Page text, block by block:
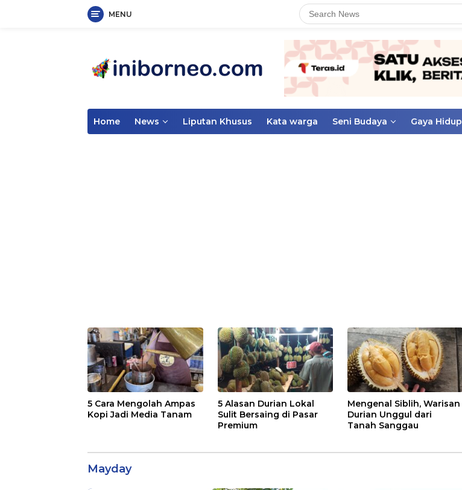
MENU
Home News Liputan Khusus Kata warga Seni Budaya Gaya Hidup
5 Cara Mengolah Ampas
Kopi Jadi Media Tanam
5 Alasan Durian Lokal
Sulit Bersaing di Pasar
Premium
Mengenal Siblih, Warisan
Durian Unggul dari
Tanah Sanggau
Mayday